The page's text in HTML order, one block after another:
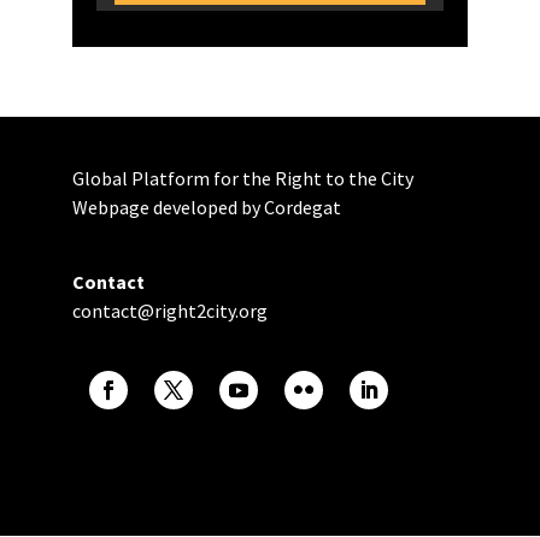
Global Platform for the Right to the City
Webpage developed by Cordegat
Contact
contact@right2city.org